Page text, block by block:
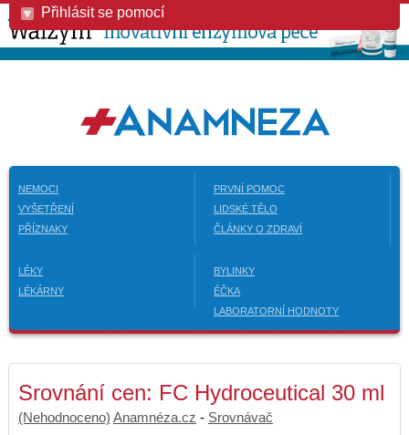
Přihlásit se pomocí
NEMOCI
VYŠETŘENÍ
PŘÍZNAKY
PRVNÍ POMOC
LIDSKÉ TĚLO
ČLÁNKY O ZDRAVÍ
LÉKY
LÉKÁRNY
BYLINKY
ÉČKA
LABORATORNÍ HODNOTY
Srovnání cen: FC Hydroceutical 30 ml
(Nehodnoceno) Anamnéza.cz - Srovnávač